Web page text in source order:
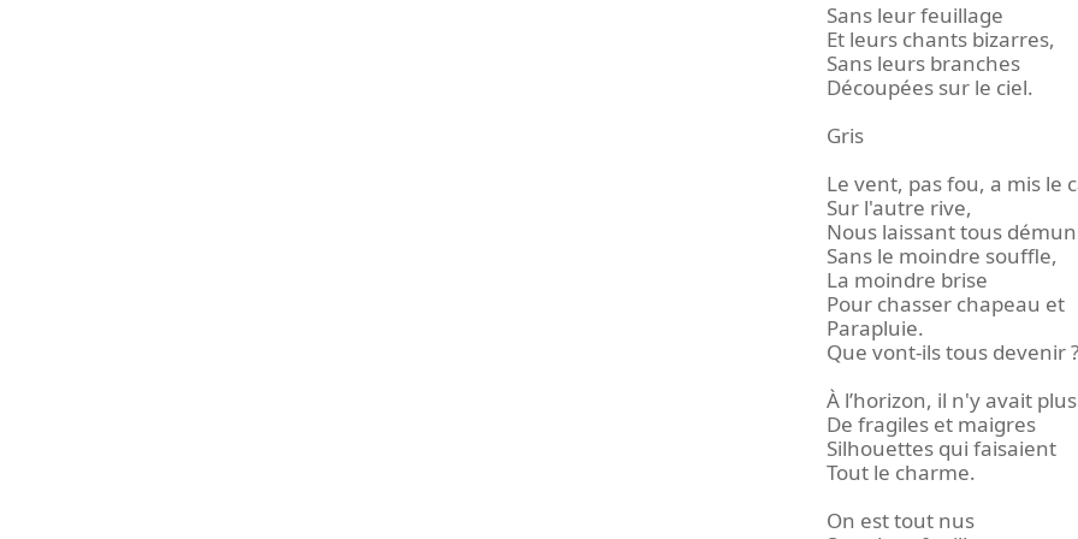
Sans leur feuillage
Et leurs chants bizarres,
Sans leurs branches
Découpées sur le ciel.
Gris
Le vent, pas fou, a mis le
Sur l'autre rive,
Nous laissant tous
Sans le moindre souffle,
La moindre brise
Pour chasser chapeau et
Parapluie.
Que vont-ils tous devenir ?
À l’horizon, il n'y avait plus
De fragiles et maigres
Silhouettes qui faisaient
Tout le charme.
On est tout nus